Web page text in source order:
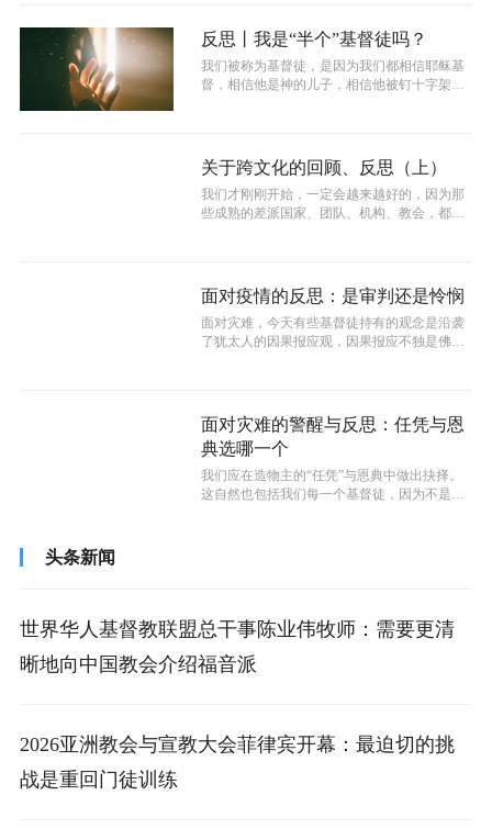
反思丨我是“半个”基督徒吗？
​我们被称为基督徒，是因为我们都相信耶稣基
督，相信他是神的儿子，相信他被钉十字架三
关于跨文化的回顾、反思（上）
我们才刚刚开始，一定会越来越好的，因为那
些成熟的差派国家、团队、机构、教会，都是
面对疫情的反思：是审判还是怜悯
​面对灾难，今天有些基督徒持有的观念是沿袭
了犹太人的因果报应观，因果报应不独是佛教
面对灾难的警醒与反思：任凭与恩
典选哪一个
我们应在造物主的“任凭”与恩典中做出抉择。
这自然也包括我们每一个基督徒，因为不是每
头条新闻
世界华人基督教联盟总干事陈业伟牧师：需要更清
晰地向中国教会介绍福音派
2026亚洲教会与宣教大会菲律宾开幕：最迫切的挑
战是重回门徒训练